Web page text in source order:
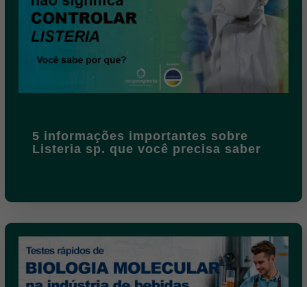
5 informações importantes sobre
Listeria sp. que você precisa saber